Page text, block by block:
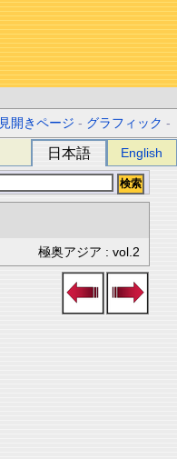
見開きページ - グラフィック -
日本語 English
極奥アジア : vol.2